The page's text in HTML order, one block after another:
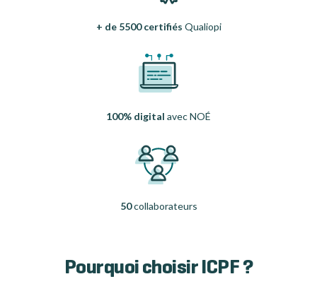
+ de 5500 certifiés Qualiopi
100% digital avec NOÉ
50collaborateurs
Pourquoi choisir ICPF ?